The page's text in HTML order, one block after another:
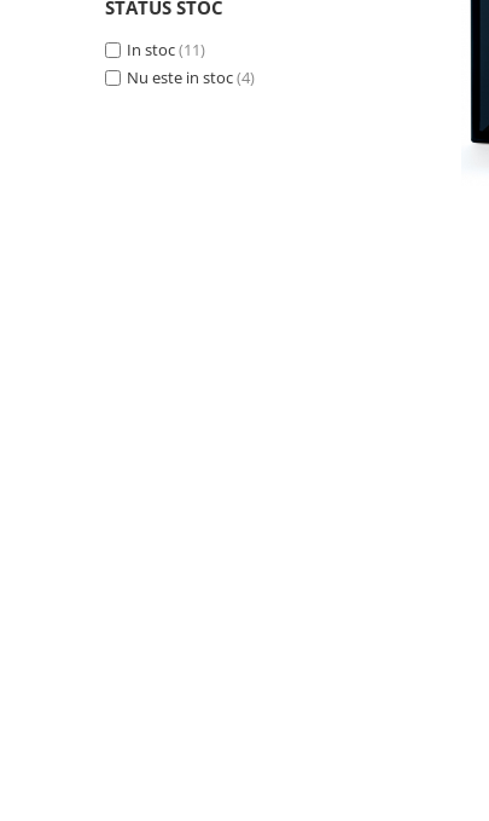
The Zoo Family
Trousselier
STATUS STOC
In stoc(11)
Nu este in stoc(4)